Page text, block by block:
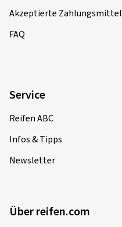
Akzeptierte Zahlungsmittel
FAQ
Service
Reifen ABC
Infos & Tipps
Newsletter
Über reifen.com